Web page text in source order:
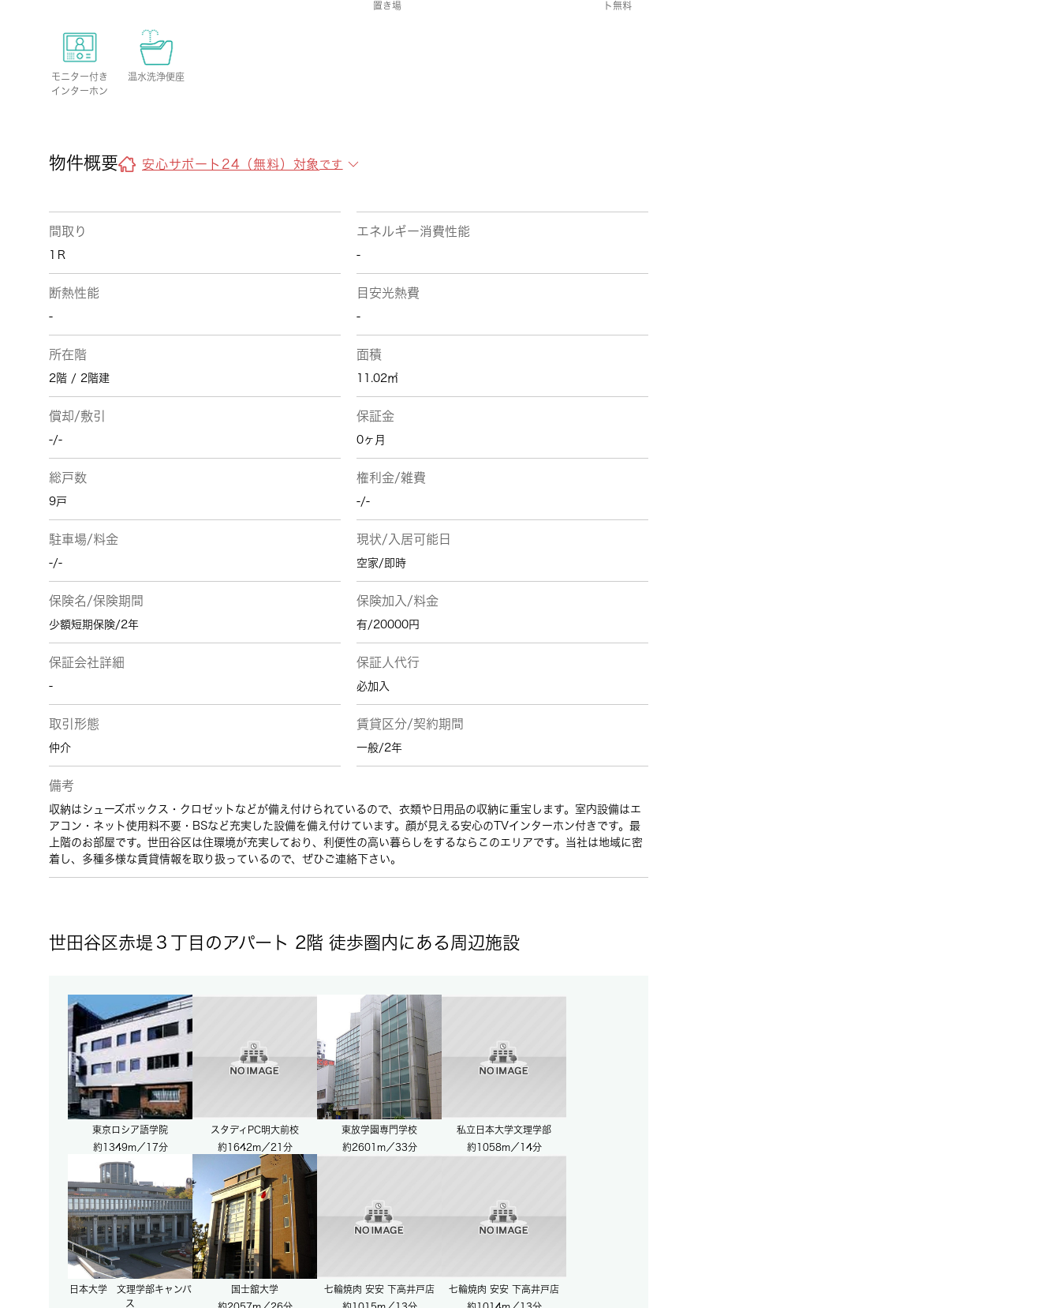
置き場
ト無料
モニター付き
インターホン
温水洗浄便座
物件概要 安心サポート24（無料）対象 です
間取り
1Ｒ
エネルギー消費性能
-
断熱性能
-
目安光熱費
-
所在階
2階 / 2階建
面積
11.02㎡
償却/敷引
-/-
保証金
0ヶ月
総戸数
9戸
権利金/雑費
-/-
駐車場/料金
-/-
現状/入居可能日
空家/即時
保険名/保険期間
少額短期保険/2年
保険加入/料金
有/20000円
保証会社詳細
-
保証人代行
必加入
取引形態
仲介
賃貸区分/契約期間
一般/2年
備考
収納はシューズボックス・クロゼットなどが備え付けられているので、衣類や日用品の収納に重宝します。室内設備はエ
アコン・ネット使用料不要・BSなど充実した設備を備え付けています。顔が見える安心のTVインターホン付きです。最
上階のお部屋です。世田谷区は住環境が充実しており、利便性の高い暮らしをするならこのエリアです。当社は地域に密
着し、多種多様な賃貸情報を取り扱っているので、ぜひご連絡下さい。
世田谷区赤堤３丁目のアパート 2階 徒歩圏内にある周辺施設
東京ロシア語学院
約1349m／17分
スタディPC明大前校
約1642m／21分
東放学園専門学校
約2601m／33分
私立日本大学文理学部
約1058m／14分
日本大学 文理学部キャンパ
ス
国士舘大学
七輪焼肉 安安 下高井戸店
七輪焼肉 安安 下高井戸店